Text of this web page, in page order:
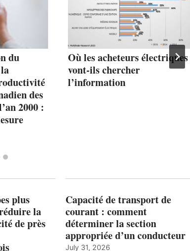
du
des
2000 :
Où les acheteurs électriques
vont-ils chercher
l’information
plus
la
de près
Capacité de transport de
courant : comment
déterminer la section
appropriée d’un conducteur
July 31, 2026